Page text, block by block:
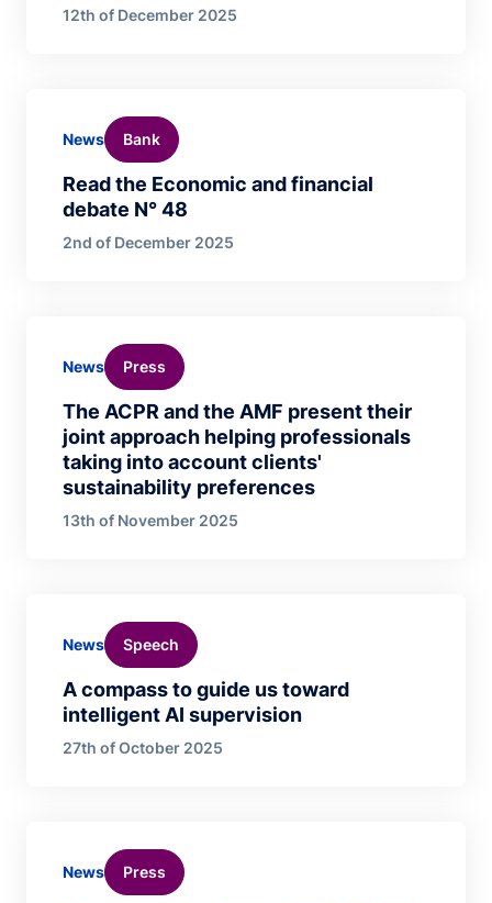
12th of December 2025
Read the Economic and financial
debate N° 48
News Bank
2nd of December 2025
The ACPR and the AMF present their
joint approach helping professionals
taking into account clients'
sustainability preferences
News Press
13th of November 2025
A compass to guide us toward
intelligent AI supervision
News Speech
27th of October 2025
News Press